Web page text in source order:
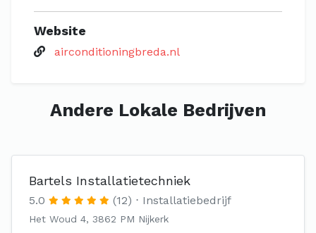
Website
airconditioningbreda.nl
Andere Lokale Bedrijven
Bartels Installatietechniek
5.0 (12) Installatiebedrijf
Het Woud 4, 3862 PM Nijkerk